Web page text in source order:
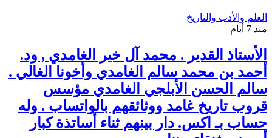
العلم والأدب والتاريخ
منذ 7 أيام
الأستاذ القدير . محمد آل خير الغامدي , ود.
أحمد بن محمد سالم الغامدي وأخونا الغالي .
سالم الحسن الأبلجي الغامدي مؤسس
قروب تاريخ غامد ووثائقهم بالواتساب . وله
حساب بـ اكس. دار بينهم ثناء أساتذة كبار